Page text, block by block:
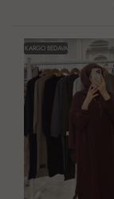
KARGO BEDAVA